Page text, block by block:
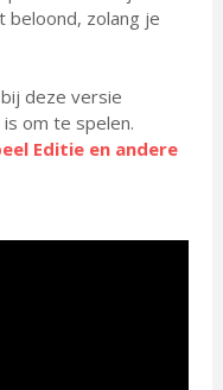
beloond, zolang je
deze versie
om te spelen.
Editie en andere